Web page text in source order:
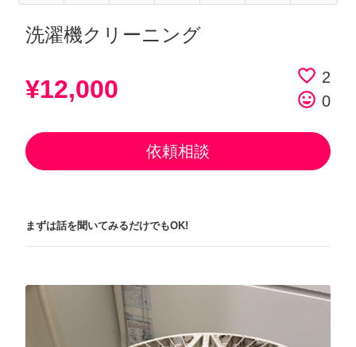
洗濯機クリーニング
¥12,000 favorite_border 2
tag_faces 0
依頼相談
まずは話を聞いてみるだけでもOK!